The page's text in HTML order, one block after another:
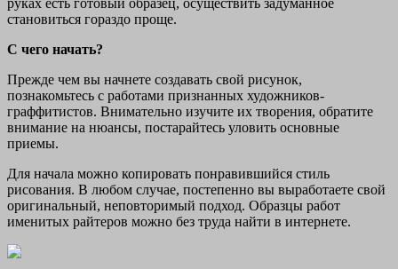
руках есть готовый образец, осуществить задуманное
становиться гораздо проще.
С чего начать?
Прежде чем вы начнете создавать свой рисунок,
познакомьтесь с работами признанных художников-
граффитистов. Внимательно изучите их творения, обратите
внимание на нюансы, постарайтесь уловить основные
приемы.
Для начала можно копировать понравившийся стиль
рисования. В любом случае, постепенно вы выработаете свой
оригинальный, неповторимый подход. Образцы работ
именитых райтеров можно без труда найти в интернете.